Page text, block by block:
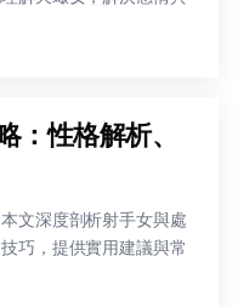
：性格解析、
文深度剖析射手女與處
巧，提供實用建議與常